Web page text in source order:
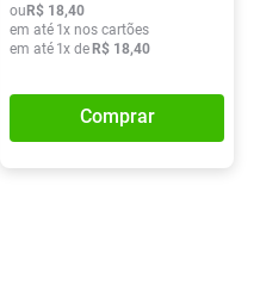
ouR$ 18,40
em até 1x nos cartões
em até 1x deR$ 18,40
Comprar